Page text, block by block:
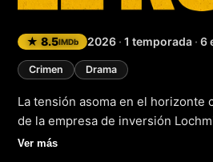
El robo
★ 8.5IMDb 2026 · 1 temporada · 6
Crimen Drama
La tensión asoma en el horizonte
de la empresa de inversión
loca. Zara y Luke, dos empleados
Ver más